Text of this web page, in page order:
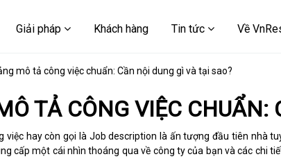
Giải pháp Khách hàng Tin tức Về
mô tả công việc chuẩn: Cần nội dung gì và tại sao?
TẢ CÔNG VIỆC CHUẨN:
việc hay còn gọi là Job description là ấn tượng đầu tiên nhà
cấp một cái nhìn thoáng qua về công ty của bạn và các chi